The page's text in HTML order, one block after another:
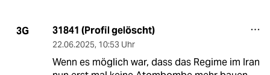
3G 31841 (Profil gelöscht)
22.06.2025, 10:53 Uhr
Wenn es möglich war, dass das Regime im Iran